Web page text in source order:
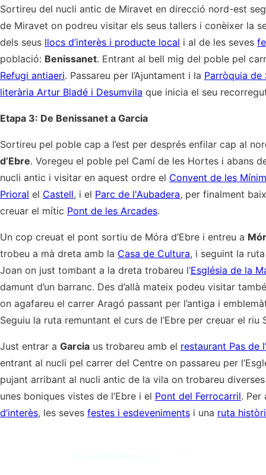
Sortireu del nucli antic de Miravet en direcció nord-est
de Miravet on podreu visitar els seus tallers i conèixer la
dels seus llocs d’interès i producte local i al de les seves
població: Benissanet. Entrant al bell mig del poble pel
Refugi antiaeri. Passareu per l’Ajuntament i la Parròquia de
literària Artur Bladé i Desumvila que inicia el seu
Etapa 3: De Benissanet a Garcia
Sortireu pel poble cap a l’est per després enfilar cap al
d’Ebre. Voregeu el poble pel Camí de les Hortes i abans
nucli antic i visitar en aquest ordre el Convent de les
Prioral el Castell, i el Parc de l'Aubadera, per finalment
creuar el mític Pont de les Arcades.
Un cop creuat el pont sortiu de Móra d’Ebre i entreu a
trobeu a mà dreta amb la Casa de Cultura, i seguint la
Joan on just tombant a la dreta trobareu l’Església de la
damunt d’un barranc. Des d’allà mateix podeu visitar
on agafareu el carrer Aragó passant per l’antiga i
Seguiu la ruta remuntant el curs de l’Ebre per creuar el
Just entrar a Garcia us trobareu amb el restaurant Pas de
entrant al nucli pel carrer del Centre on passareu per
pujant arribant al nucli antic de la vila on trobareu
unes boniques vistes de l’Ebre i el Pont del Ferrocarril. Per
d’interès, les seves festes i esdeveniments i una ruta